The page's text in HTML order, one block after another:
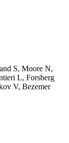
S, Moore N,
L, Forsberg
V, Bezemer